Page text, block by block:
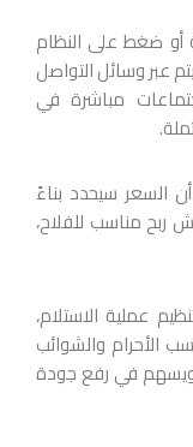
ضغط على النظام
عبر وسائل التواصل
مباشرة في
السعر سيحدد بناءً
ربح مناسب للفلاح،
عملية الاستلام،
الأحرام والشوائب
ويسهم في رفع جودة